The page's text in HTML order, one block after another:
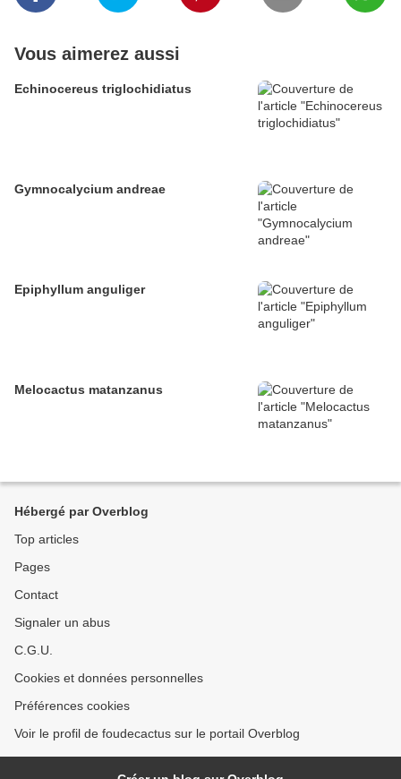
Vous aimerez aussi
Echinocereus triglochidiatus
Gymnocalycium andreae
Epiphyllum anguliger
Melocactus matanzanus
Hébergé par Overblog
Top articles
Pages
Contact
Signaler un abus
C.G.U.
Cookies et données personnelles
Préférences cookies
Voir le profil de foudecactus sur le portail Overblog